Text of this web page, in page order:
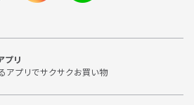
プリ
アプリでサクサクお買い物